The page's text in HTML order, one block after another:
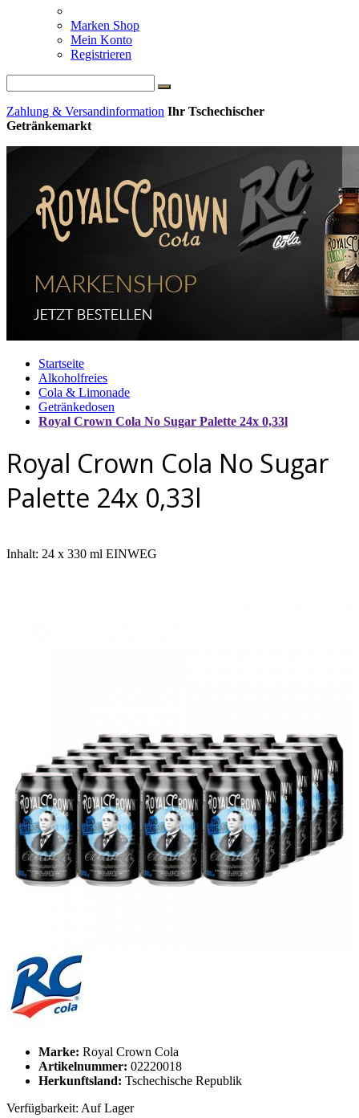
Marken Shop
Mein Konto
Registrieren
Zahlung & Versandinformation Ihr Tschechischer
Getränkemarkt
Startseite
Alkoholfreies
Cola & Limonade
Getränkedosen
Royal Crown Cola No Sugar Palette 24x 0,33l
Royal Crown Cola No Sugar
Palette 24x 0,33l
Inhalt: 24 x 330 ml EINWEG
Marke: Royal Crown Cola
Artikelnummer: 02220018
Herkunftsland: Tschechische Republik
Verfügbarkeit: Auf Lager